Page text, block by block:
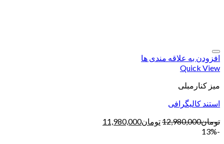
افزودن به علاقه مندی ها
Quick View
میز کنارمبلی
استند کالیگرافی
تومان12,980,000تومان11,980,000
-13%